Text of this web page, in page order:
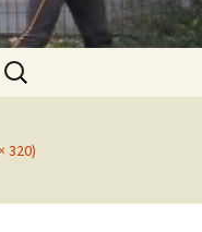
Rechercher :
320)